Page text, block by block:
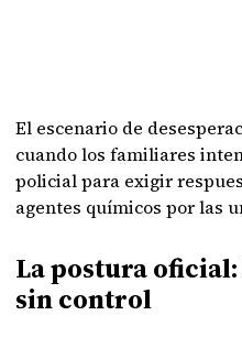
El escenario de
cuando los familiares
policial para exigir
agentes químicos por las
La postura
sin control